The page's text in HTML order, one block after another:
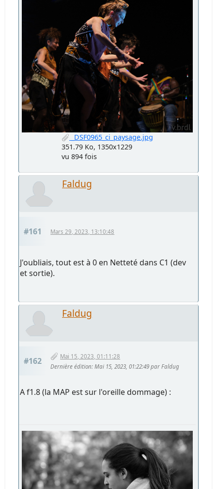
_DSF0965_ci_paysage.jpg
351.79 Ko, 1350x1229
vu 894 fois
Faldug
#161 Mars 29, 2023, 13:10:48
J'oubliais, tout est à 0 en Netteté dans C1 (dev
et sortie).
Faldug
#162
Mai 15, 2023, 01:11:28
Dernière édition: Mai 15, 2023, 01:22:49 par Faldug
A f1.8 (la MAP est sur l'oreille dommage) :